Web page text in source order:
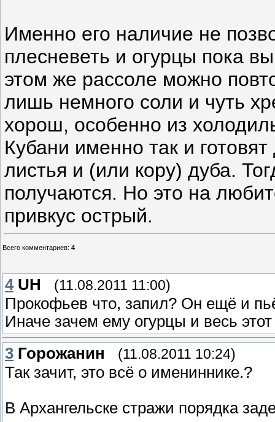
Именно его наличие не
плесневеть и огурцы пока
этом же рассоле можно
лишь немного соли и чуть
хорош, особенно из
Кубани именно так и
листья и (или кору) дуба.
получаются. Но это на
привкус острый.
Всего комментариев: 4
4 UH (11.08.2011 11:00)
Прокофьев что, запил? Он ещё и
Иначе зачем ему огурцы и весь этот
3 Горожанин (11.08.2011 10:24)
Так зачит, это всё о имениннике.?
В Архангельске стражи порядка